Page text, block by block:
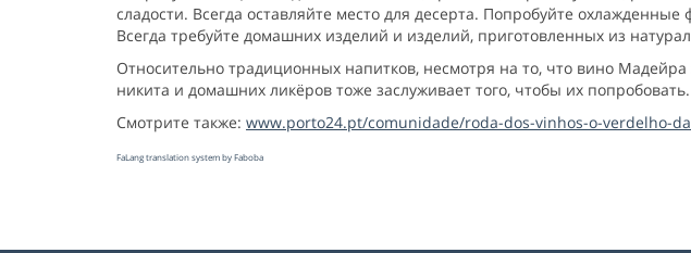
сладости. Всегда оставляйте место для десерта. Попробуйте
Всегда требуйте домашних изделий и изделий, приготовленных из
Относительно традиционных напитков, несмотря на то, что вино
никита и домашних ликёров тоже заслуживает того, чтобы их попробовать.
Смотрите также: www.porto24.pt/comunidade/roda-dos-vinhos-o-verdelho-
FaLang translation system by Faboba